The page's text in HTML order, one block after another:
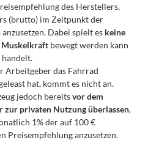
des Herstellers,
(brutto) im Zeitpunkt der
Dabei spielt es keine
bewegt werden kann
handelt.
Arbeitgeber das Fahrrad
hat, kommt es nicht an.
jedoch bereitsvor dem
zur privaten Nutzung überlassen,
1% der auf 100 €
Preisempfehlung anzusetzen.